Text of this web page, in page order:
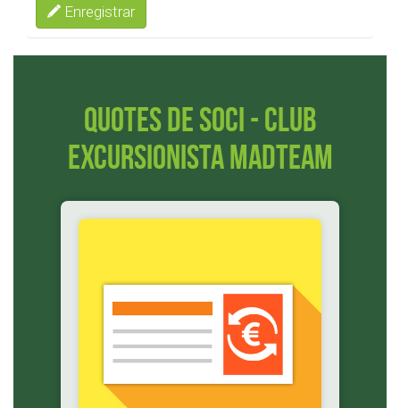
Enregistrar
Quotes de soci - Club
Excursionista Madteam